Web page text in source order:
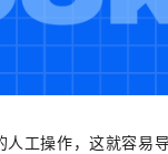
工操作，这就容易